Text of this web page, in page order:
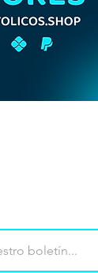
Nuestra
Natividad |
ilustración de